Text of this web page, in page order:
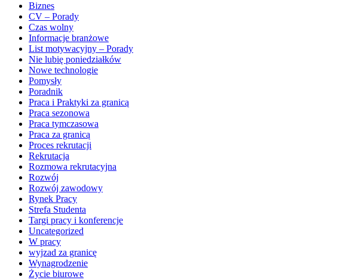
Biznes
CV – Porady
Czas wolny
Informacje branżowe
List motywacyjny – Porady
Nie lubię poniedziałków
Nowe technologie
Pomysły
Poradnik
Praca i Praktyki za granicą
Praca sezonowa
Praca tymczasowa
Praca za granicą
Proces rekrutacji
Rekrutacja
Rozmowa rekrutacyjna
Rozwój
Rozwój zawodowy
Rynek Pracy
Strefa Studenta
Targi pracy i konferencje
Uncategorized
W pracy
wyjzad za granicę
Wynagrodzenie
Życie biurowe